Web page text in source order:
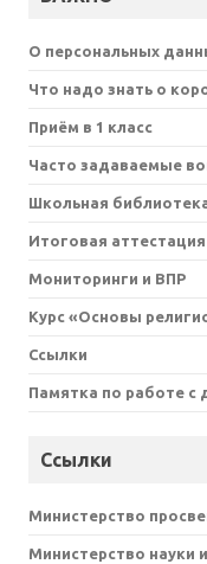
О персональных
Что надо знать о
Приём в 1 класс
Часто задаваемые
Школьная
Итоговая аттестация
Мониторинги и ВПР
Курс «Основы
Ссылки
Памятка по работе с
Ссылки
Министерство
Министерство науки